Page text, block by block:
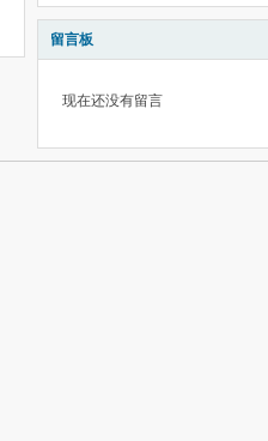
留言板
现在还没有留言